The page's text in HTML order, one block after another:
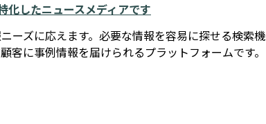
化したニュースメディアです
ーズに応えます。必要な情報を容易に探せる検索機
に事例情報を届けられるプラットフォームです。